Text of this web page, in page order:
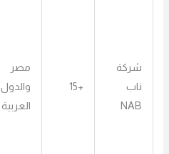
شركة
ناب
NAB
+15
مصر
والدول
العربية